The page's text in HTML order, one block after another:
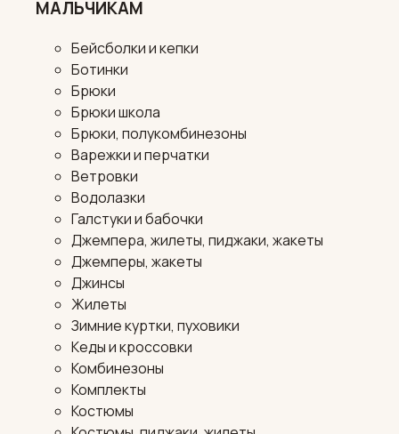
МАЛЬЧИКАМ
Бейсболки и кепки
Ботинки
Брюки
Брюки школа
Брюки, полукомбинезоны
Варежки и перчатки
Ветровки
Водолазки
Галстуки и бабочки
Джемпера, жилеты, пиджаки, жакеты
Джемперы, жакеты
Джинсы
Жилеты
Зимние куртки, пуховики
Кеды и кроссовки
Комбинезоны
Комплекты
Костюмы